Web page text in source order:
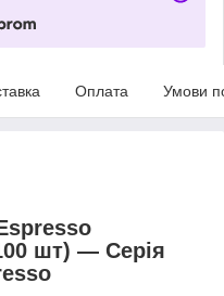
Оплата Умови
шт) — Серія